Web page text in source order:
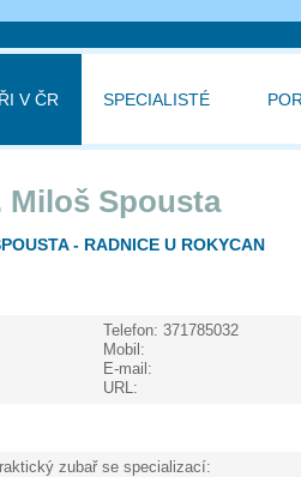
V ČR SPECIALISTÉ
Miloš Spousta
- RADNICE U ROKYCAN
Telefon:
Mobil:
E-mail:
URL:
371785032
zubař se specializací: